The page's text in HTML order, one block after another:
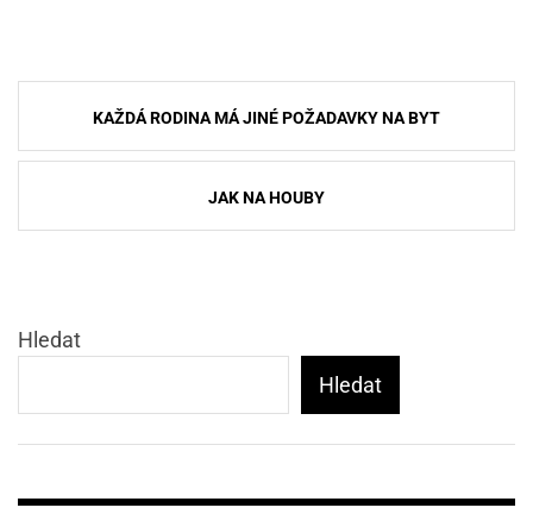
Navigace
pro
KAŽDÁ RODINA MÁ JINÉ POŽADAVKY NA BYT
JAK NA HOUBY
Hledat
Hledat